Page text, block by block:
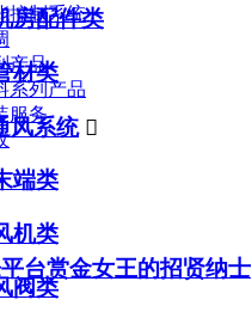
控制系统
产品
系列产品
服务
台赏金女王的招贤纳士
房配件类
材类
风系统 
端类
机类
阀类